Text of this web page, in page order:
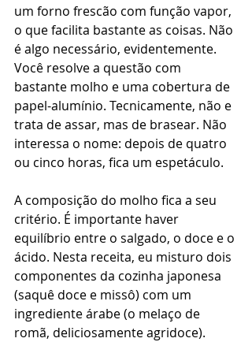
um forno frescão com função vapor,
o que facilita bastante as coisas. Não
é algo necessário, evidentemente.
Você resolve a questão com
bastante molho e uma cobertura de
papel-alumínio. Tecnicamente, não e
trata de assar, mas de brasear. Não
interessa o nome: depois de quatro
ou cinco horas, fica um espetáculo.
A composição do molho fica a seu
critério. É importante haver
equilíbrio entre o salgado, o doce e o
ácido. Nesta receita, eu misturo dois
componentes da cozinha japonesa
(saquê doce e missô) com um
ingrediente árabe (o melaço de
romã, deliciosamente agridoce).